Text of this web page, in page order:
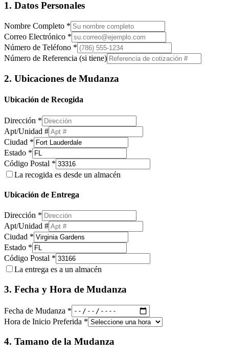
1. Datos Personales
Nombre Completo *
Correo Electrónico *
Número de Teléfono *
Número de Referencia (si tiene)
2. Ubicaciones de Mudanza
Ubicación de Recogida
Dirección *
Apt/Unidad #
Ciudad *
Estado *
Código Postal *
La recogida es desde un almacén
Ubicación de Entrega
Dirección *
Apt/Unidad #
Ciudad *
Estado *
Código Postal *
La entrega es a un almacén
3. Fecha y Hora de Mudanza
Fecha de Mudanza *
Hora de Inicio Preferida *
4. Tamano de la Mudanza